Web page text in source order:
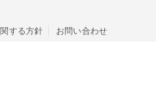
する方針 お問い合わせ